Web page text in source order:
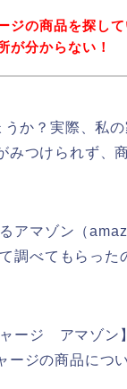
ジの商品を探し
が分からない！
か？実際、私
みつけられず、
アマゾン（
調べてもらった
ャージ アマゾ
ジの商品につ